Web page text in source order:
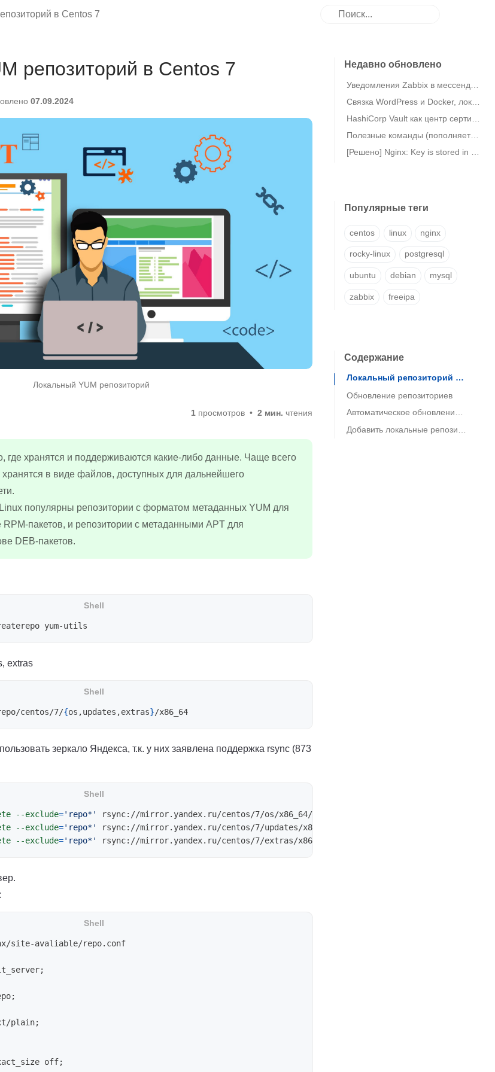
в Centos 7
репозиторий в Centos 7
07.09.2024
Локальный YUM репозиторий
1 просмотров 2 мин. чтения
где хранятся и поддерживаются какие-либо данные. Чаще всего
в виде файлов, доступных для дальнейшего
популярны репозитории с форматом метаданных YUM для
RPM-пакетов, и репозитории с метаданными APT для
DEB-пакетов.
extras
centos/7/{os,updates,extras}
зеркало Яндекса, т.к. у них заявлена поддержка rsync (873
--exclude='repo*'
--exclude='repo*'
--exclude='repo*'
site-avaliable/repo.conf
;
;
plain
;
off
;
Недавно обновлено
Популярные теги
centos linux nginx
rocky-linux postgresql
ubuntu debian mysql
zabbix freeipa
Содержание
Локальный репозиторий EPEL
Обновление репозиториев
Автоматическое обновление репозиториев
Добавить локальные репозитории на клиентские ПК / сервера